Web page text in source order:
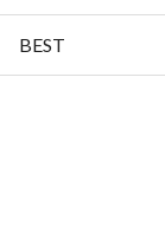
BEST